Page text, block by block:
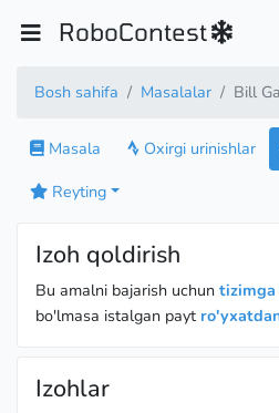
RoboContest
Bosh sahifa Masalalar Bill
Masala Oxirgi urinishlar
Reyting
Izoh qoldirish
Bu amalni bajarish uchun
bo'lmasa istalgan payt
Izohlar